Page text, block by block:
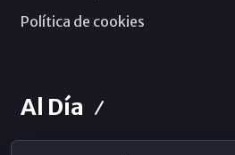
Política de cookies
Al Día